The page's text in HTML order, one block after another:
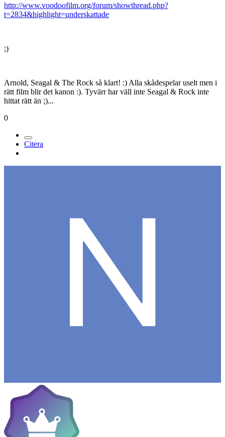
http://www.voodoofilm.org/forum/showthread.php?
t=2834&highlight=underskattade
;)
Arnold, Seagal & The Rock så klart! :) Alla skådespelar uselt men i
rätt film blir det kanon :). Tyvärr har väll inte Seagal & Rock inte
hittat rätt än ;)...
0
Citera